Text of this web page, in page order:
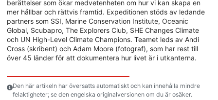
berättelser som ökar medvetenheten om hur vi kan skapa en
mer hållbar och rättvis framtid. Expeditionen stöds av ledande
partners som SSI, Marine Conservation Institute, Oceanic
Global, Scubapro, The Explorers Club, SHE Changes Climate
och UN High-Level Climate Champions. Teamet leds av Andi
Cross (skribent) och Adam Moore (fotograf), som har rest till
över 45 länder för att dokumentera hur livet är i utkanterna.
Den här artikeln har översatts automatiskt och kan innehålla mindre
felaktigheter; se den engelska originalversionen om du är osäker.